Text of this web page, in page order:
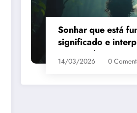
Sonhar que está
significado e
espiritual
14/03/2026 0